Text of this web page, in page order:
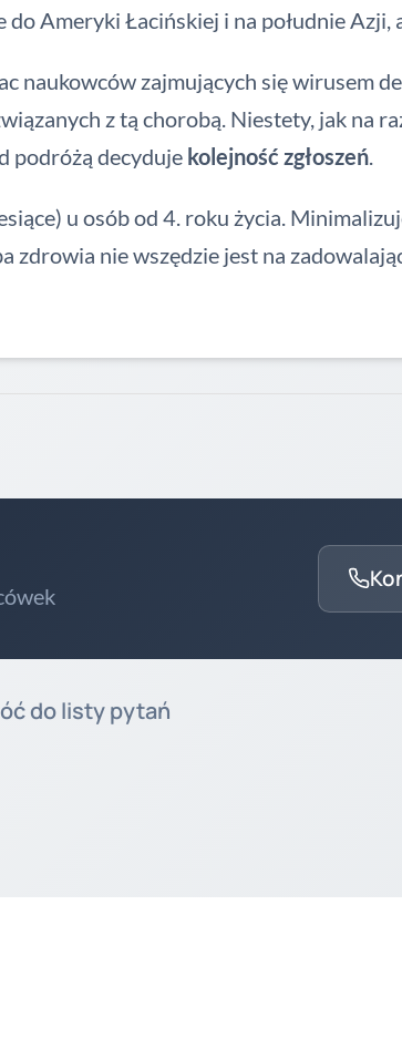
Ameryki Łacińskiej i na południe Azji,
naukowców zajmujących się wirusem
z tą chorobą. Niestety, jak na
podróżą decyduje kolejność zgłoszeń.
u osób od 4. roku życia.
zdrowia nie wszędzie jest na
do listy pytań